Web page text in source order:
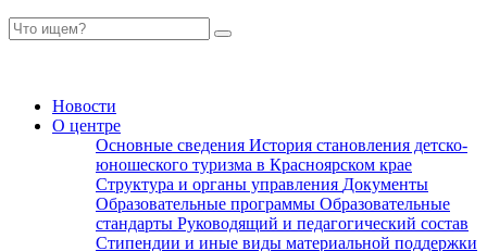
Новости
О центре
Основные сведения История становления детско-
юношеского туризма в Красноярском крае
Структура и органы управления Документы
Образовательные программы Образовательные
стандарты Руководящий и педагогический состав
Стипендии и иные виды материальной поддержки